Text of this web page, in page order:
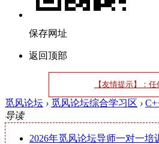
保存网址
返回顶部
【友情提示】：
觅风论坛 › 觅风论坛综合学习区 ›
导读
2026年觅风论坛导师一对一